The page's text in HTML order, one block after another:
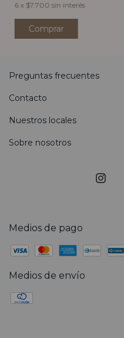
6 x $7.700 sin interés
Comprar
Preguntas frecuentes
Contacto
Nuestros locales
Sobre nosotros
Medios de pago
Medios de envío